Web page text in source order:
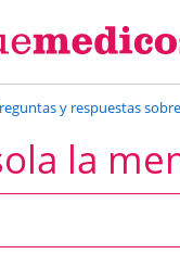
y respuestas
la